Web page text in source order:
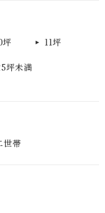
坪
11坪
坪未満
世帯